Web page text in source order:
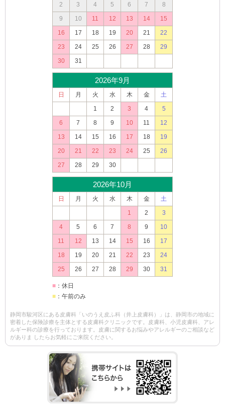
2
3 4 5 6 7
8
9
10 11 12 13 14
15
16
17 18 19 20 21
22
23
24 25 26 27 28
29
30
31
2026年9月
日 月 火 水 木 金
土
1
2 3 4
5
6
7 8 9 10 11
12
13
14 15 16 17 18
19
20
21 22 23 24 25
26
27
28 29 30
2026年10月
日 月 火 水 木 金
土
1
2
3
4
5 6 7 8 9
10
11
12 13 14 15 16
17
18
19 20 21 22 23
24
25
26 27 28 29 30 31
■ ：休日
■ ：午前のみ
静岡市駿河区にある皮膚科「いのうえ皮ふ科（井上皮膚科）」は、静岡市の地域に
密着した保険診療を主体とする皮膚科クリニックです。皮膚科、小児皮膚科、アレ
ルギー科の診療を行っております。皮膚に関するお悩みやアレルギーのご相談など
がありま したらお気軽にご来院ください。